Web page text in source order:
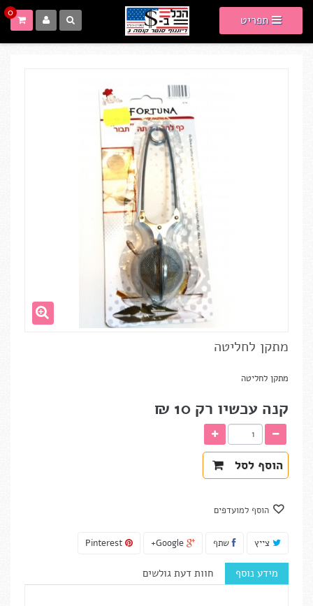
תפריט 0
מתקן לחליטה
מתקן לחליטה
קנה עכשיו רק 10 ₪‎
הוסף לסל
הוסף למועדפים
צייץ שתף
מידע נוסף חוות דעת גולשים